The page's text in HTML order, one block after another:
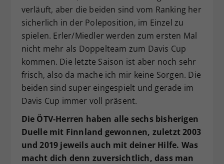
verläuft, aber die beiden sind vom Ranking her
sicherlich in der Poleposition, im Einzel zu
spielen. Erler/Miedler werden zum ersten Mal
nicht mehr als Doppelteam zum Davis Cup
kommen. Die letzte Saison ist aber noch sehr
frisch, also da mache ich mir keine Sorgen. Die
beiden sind super eingespielt und gerade im
Davis Cup immer voll präsent.
Die ÖTV-Herren haben alle sechs bisherigen
Duelle mit Finnland gewonnen, zuletzt 2003
und 2019 jeweils auch mit deiner Hilfe. Was
macht dich denn zuversichtlich, dass man